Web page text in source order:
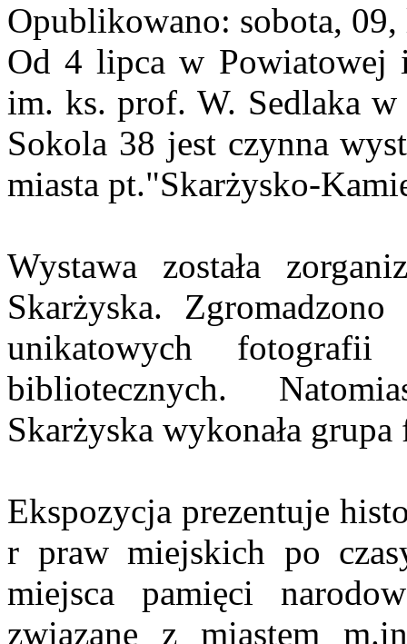
Opublikowano: sobota,
Od 4 lipca w Powiatowej
im. ks. prof. W. Sedlaka
Sokola 38 jest czynna
miasta pt."Skarżysko-
Wystawa została
Skarżyska.
unikatowych
bibliotecznych.
Skarżyska wykonała
Ekspozycja prezentuje
r praw miejskich po
miejsca pamięci
związane z miastem